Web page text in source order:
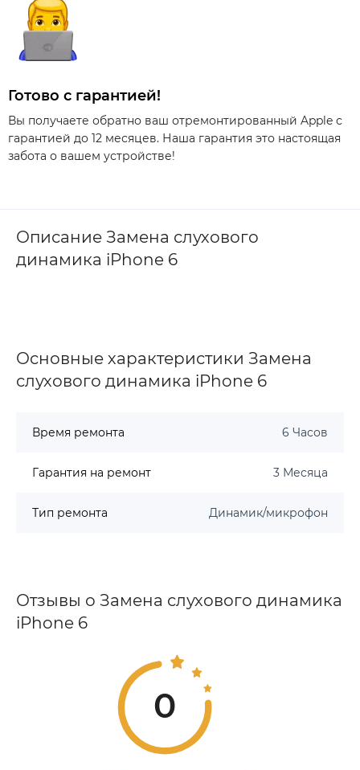
Готово с гарантией!
Вы получаете обратно ваш отремонтированный Apple с
гарантией до 12 месяцев. Наша гарантия это настоящая
забота о вашем устройстве!
Описание Замена слухового
динамика iPhone 6
Основные характеристики Замена
слухового динамика iPhone 6
Время ремонта 6 Часов
Гарантия на ремонт 3 Месяца
Тип ремонта Динамик/микрофон
Отзывы о Замена слухового динамика
iPhone 6
0